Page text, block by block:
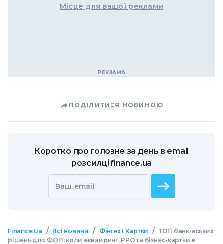
Місце для вашої реклами
ПОДІЛИТИСЯ НОВИНОЮ
Коротко про головне за день в email
розсилці finance.ua
Ваш email
Finance.ua / Всі новини / Фінтех і Картки / ТОП банківських
рішень для ФОП: коли еквайринг, РРО та бізнес-картки в